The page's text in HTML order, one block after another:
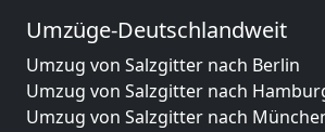
Umzüge-Deutschlandweit
Umzug von Salzgitter nach Berlin
Umzug von Salzgitter nach
Umzug von Salzgitter nach